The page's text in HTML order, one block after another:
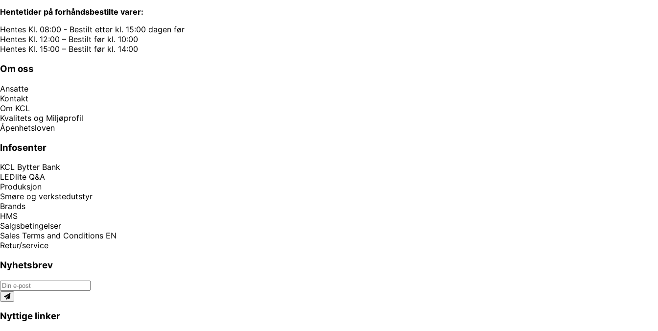
Hentetider på forhåndsbestilte varer:
Hentes Kl. 08:00 - Bestilt etter kl. 15:00 dagen før
Hentes Kl. 12:00 – Bestilt før kl. 10:00
Hentes Kl. 15:00 – Bestilt før kl. 14:00
Om oss
Ansatte
Kontakt
Om KCL
Kvalitets og Miljøprofil
Åpenhetsloven
Infosenter
KCL Bytter Bank
LEDlite Q&A
Produksjon
Smøre og verkstedutstyr
Brands
HMS
Salgsbetingelser
Sales Terms and Conditions EN
Retur/service
Nyhetsbrev
Nyttige linker